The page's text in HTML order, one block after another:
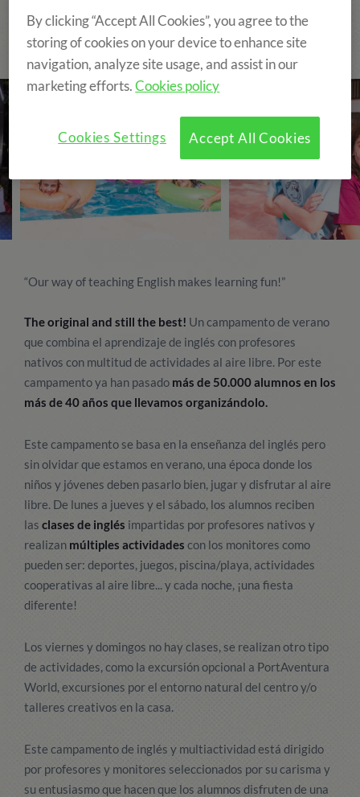
The Original and still the Best!
“Our way of teaching English makes learning fun!”
The original and still the best! Un campamento de verano
que combina el aprendizaje de inglés con profesores
nativos con multitud de actividades al aire libre. Por este
campamento ya han pasado más de 50.000 alumnos en los
más de 40 años que llevamos organizándolo.
Este campamento se basa en la enseñanza del inglés pero
sin olvidar que estamos en verano, una época donde los
niños y jóvenes deben pasarlo bien, jugar y disfrutar al aire
libre. De lunes a jueves y el sábado, los alumnos reciben
las clases de inglés impartidas por profesores nativos y
realizan múltiples actividades con los monitores como
pueden ser: deportes, juegos, piscina/playa, actividades
cooperativas al aire libre... y cada noche, ¡una fiesta
diferente!
Los viernes y domingos no hay clases, se realizan otro tipo
de actividades, como la excursión opcional a PortAventura
World, excursiones por el entorno natural del centro y/o
talleres creativos en la casa.
Este campamento de inglés y multiactividad está dirigido
por profesores y monitores seleccionados por su carisma y
su entusiasmo que hacen que los alumnos disfruten de una
By clicking “Accept All Cookies”, you agree to the
storing of cookies on your device to enhance site
navigation, analyze site usage, and assist in our
marketing efforts.Cookies policy
Accept All Cookies
Cookies Settings